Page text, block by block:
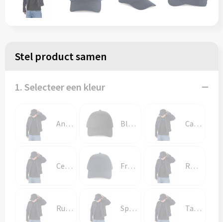
Stel product samen
1. Selecteer een kleur
Angora Black Carbon Grey
Cedar Green French Navy Royal Blue
Ruby Wine Spicy Orange Tango Red